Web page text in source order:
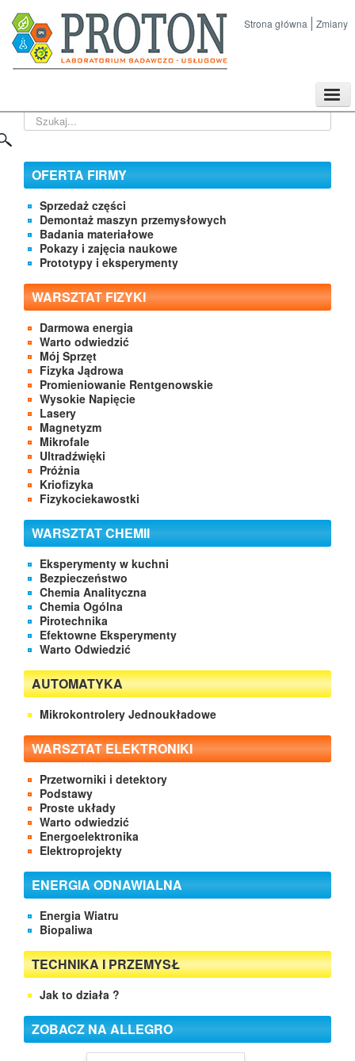
Strona główna Zmiany
Kontakt
Szukaj...
OFERTA FIRMY
Sprzedaż części
Demontaż maszyn przemysłowych
Badania materiałowe
Pokazy i zajęcia naukowe
Prototypy i eksperymenty
WARSZTAT FIZYKI
Darmowa energia
Warto odwiedzić
Mój Sprzęt
Fizyka Jądrowa
Promieniowanie Rentgenowskie
Wysokie Napięcie
Lasery
Magnetyzm
Mikrofale
Ultradźwięki
Próżnia
Kriofizyka
Fizykociekawostki
WARSZTAT CHEMII
Eksperymenty w kuchni
Bezpieczeństwo
Chemia Analityczna
Chemia Ogólna
Pirotechnika
Efektowne Eksperymenty
Warto Odwiedzić
AUTOMATYKA
Mikrokontrolery Jednoukładowe
WARSZTAT ELEKTRONIKI
Przetworniki i detektory
Podstawy
Proste układy
Warto odwiedzić
Energoelektronika
Elektroprojekty
ENERGIA ODNAWIALNA
Energia Wiatru
Biopaliwa
TECHNIKA I PRZEMYSŁ
Jak to działa ?
ZOBACZ NA ALLEGRO